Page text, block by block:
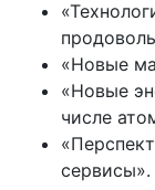
«Новые
«Новые
числе
сервисы».